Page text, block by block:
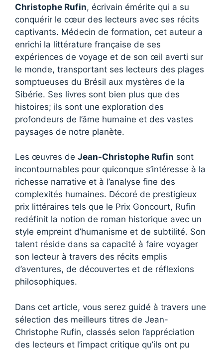
Christophe Rufin, écrivain émérite qui a su
conquérir le cœur des lecteurs avec ses récits
captivants. Médecin de formation, cet auteur a
enrichi la littérature française de ses
expériences de voyage et de son œil averti sur
le monde, transportant ses lecteurs des plages
somptueuses du Brésil aux mystères de la
Sibérie. Ses livres sont bien plus que des
histoires; ils sont une exploration des
profondeurs de l’âme humaine et des vastes
paysages de notre planète.
Les œuvres de Jean-Christophe Rufin sont
incontournables pour quiconque s’intéresse à la
richesse narrative et à l’analyse fine des
complexités humaines. Décoré de prestigieux
prix littéraires tels que le Prix Goncourt, Rufin
redéfinit la notion de roman historique avec un
style empreint d’humanisme et de subtilité. Son
talent réside dans sa capacité à faire voyager
son lecteur à travers des récits emplis
d’aventures, de découvertes et de réflexions
philosophiques.
Dans cet article, vous serez guidé à travers une
sélection des meilleurs titres de Jean-
Christophe Rufin, classés selon l’appréciation
des lecteurs et l’impact critique qu’ils ont pu